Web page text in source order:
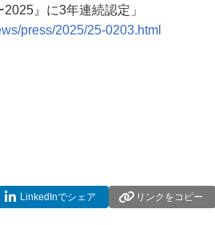
』に3年連続認定」
press/2025/25-0203.html
LinkedInでシェア リンクをコピー